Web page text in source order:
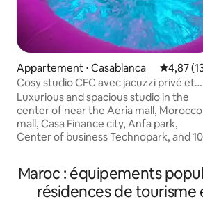
Appartement ⋅ Casablanca
4,87
Cosy studio CFC avec jacuzzi privé et
salle de sport 24h/24
Luxurious and spacious studio in the
center of near the Aeria mall, Morocco
mall, Casa Finance city, Anfa park,
Center of business Technopark, and 10
prestigious CFC district A large living
room opens onto a beautiful terrace
Maroc : équipements
résidences de tourisme